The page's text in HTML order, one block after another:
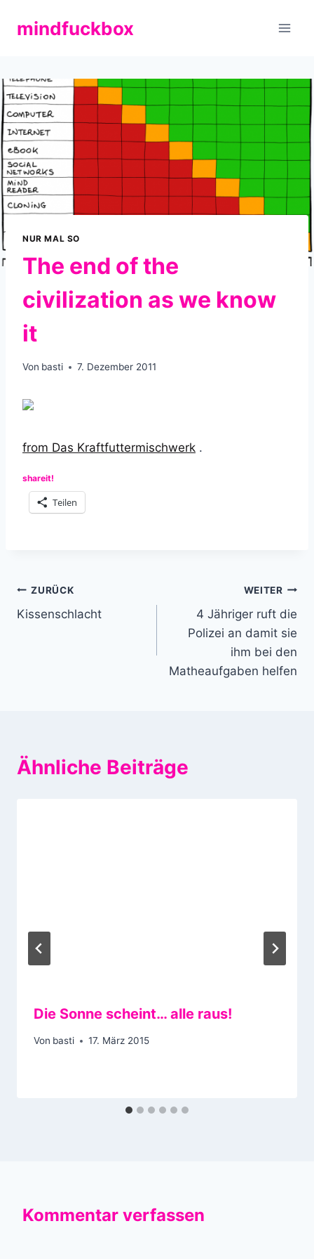
Inhaltmindfuckbox
NUR MAL SO
The end of the
civilization as we know
it
Von basti 7. Dezember 2011
from Das Kraftfuttermischwerk .
shareit!
Teilen
Beitragsnavigation
ZURÜCK
Kissenschlacht
WEITER
4 Jähriger ruft die
Polizei an damit sie
ihm bei den
Matheaufgaben helfen
Ähnliche Beiträge
Die Sonne scheint… alle raus!
Von basti 17. März 2015
Kommentar verfassen